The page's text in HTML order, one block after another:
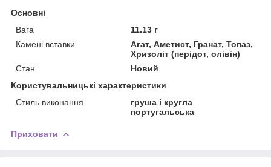
Основні
Вага
11.13 г
Камені вставки
Агат, Аметист, Гранат, Топаз,
Хризоліт (перідот, олівін)
Стан
Новий
Користувальницькі характеристики
Стиль виконання
груша і кругла
португальська
Приховати